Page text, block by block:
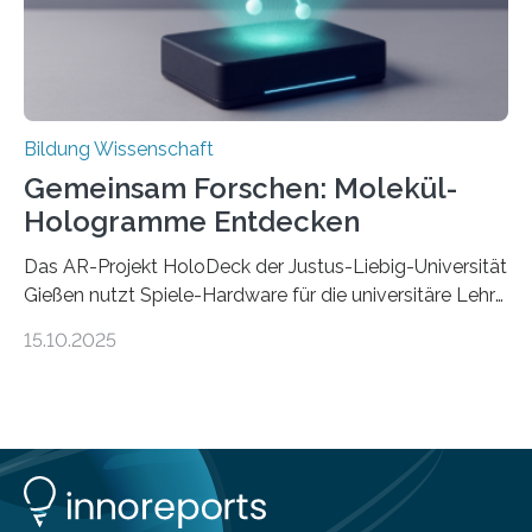
dass Patente…
Bildung Wissenschaft
Gemeinsam Forschen: Molekül-
Hologramme Entdecken
Das AR-Projekt HoloDeck der Justus-Liebig-Universität
Gießen nutzt Spiele-Hardware für die universitäre Lehre
bekannte Augmented-Reality-Technologie (AR) hält
komplexe molekulare Zusammenhänge sichtbar zu
machen. Mehrere Personen können dabei gemeinsam
auf einer speziellen faltbaren Arbeitsoberfläche ein
15.10.2025